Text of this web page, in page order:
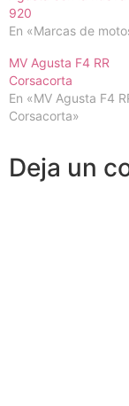
920
En «Marcas de
MV Agusta F4 RR
Corsacorta
En «MV Agusta F4
Corsacorta»
Deja un